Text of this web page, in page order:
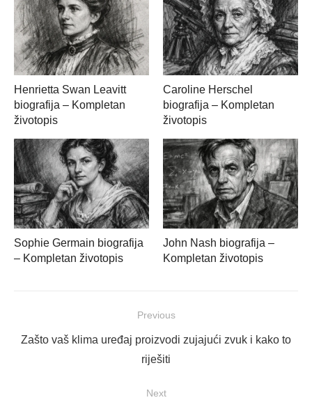
Henrietta Swan Leavitt
biografija – Kompletan
životopis
Caroline Herschel
biografija – Kompletan
životopis
Sophie Germain biografija
– Kompletan životopis
John Nash biografija –
Kompletan životopis
objava
Previous
Previous
Zašto vaš klima uređaj proizvodi zujajući zvuk i kako to
riješiti
Next